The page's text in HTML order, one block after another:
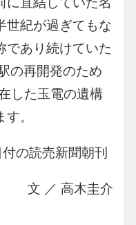
世紀が過ぎてもな
であり続けていた
の再開発のため
した玉電の遺構
。
の読売新聞朝刊
木圭介